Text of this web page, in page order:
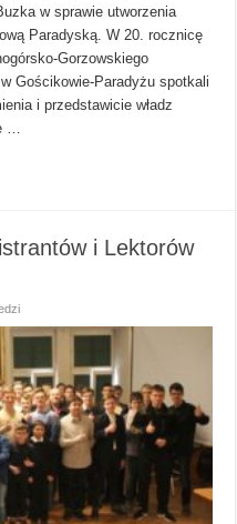
w sprawie utworzenia
Paradyską. W 20. rocznicę
Gorzowskiego
Gościkowie-Paradyżu spotkali
i przedstawicie władz
…
i Lektorów